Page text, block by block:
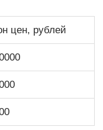
цен, рублей